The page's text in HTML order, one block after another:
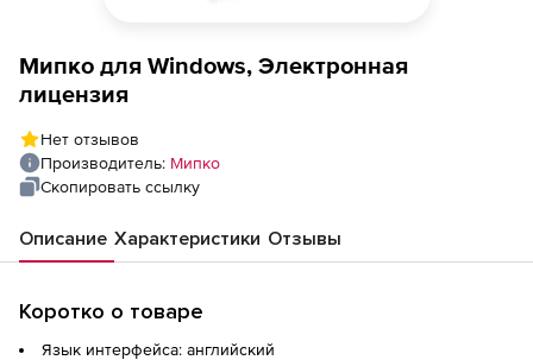
Мипко для Windows, Электронная
лицензия
Нет отзывов
Производитель: Мипко
Скопировать ссылку
Описание Характеристики Отзывы
Коротко о товаре
Язык интерфейса: английский